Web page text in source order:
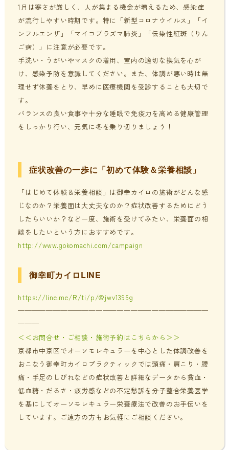
1月は寒さが厳しく、人が集まる機会が増えるため、感染症
が流行しやすい時期です。特に「新型コロナウイルス」「イ
ンフルエンザ」「マイコプラズマ肺炎」「伝染性紅斑（りん
ご病）」に注意が必要です。
手洗い・うがいやマスクの着用、室内の適切な換気を心が
け、感染予防を意識してください。また、体調が悪い時は無
理せず休養をとり、早めに医療機関を受診することも大切で
す。
バランスの良い食事や十分な睡眠で免疫力を高める健康管理
をしっかり行い、元気に冬を乗り切りましょう！
症状改善の一歩に「初めて体験＆栄養相談」
「はじめて体験＆栄養相談」は御幸カイロの施術がどんな感
じなのか？栄養面は大丈夫なのか？症状改善するためにどう
したらいいか？など一度、施術を受けてみたい、栄養面の相
談をしたいという方におすすめです。
http://www.gokomachi.com/campaign
御幸町カイロLINE
https://line.me/R/ti/p/@jwv1396g
———————————————————————————
———
＜＜お問合せ・ご相談・施術予約はこちらから＞＞
京都市中京区でオーソモレキュラーを中心とした体調改善を
おこなう御幸町カイロプラクティックでは頭痛・肩こり・腰
痛・手足のしびれなどの症状改善と詳細なデータから貧血・
低血糖・だるさ・疲労感などの不定愁訴を分子整合栄養医学
を基にしてオーソモレキュラー栄養療法で改善のお手伝いを
しています。ご遠方の方もお気軽にご相談ください。